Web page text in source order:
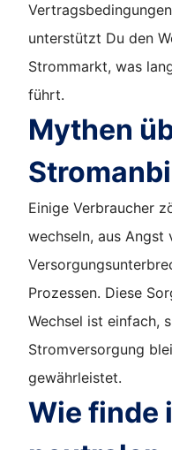
unterstützt Du den
Strommarkt, was
führt.
Mythen
Einige Verbraucher
wechseln, aus Angst
Prozessen. Diese
Wechsel ist einfach,
Stromversorgung
gewährleistet.
Wie finde